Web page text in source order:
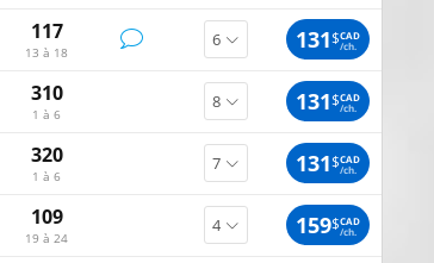
117
13 à 18 131$CAD
/ch.
310
1 à 6 131$CAD
/ch.
320
1 à 6 131$CAD
/ch.
109
19 à 24 159$CAD
/ch.